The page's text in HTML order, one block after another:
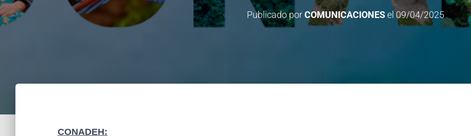
Publicado porCOMUNICACIONESel09/04/2025
CONADEH: